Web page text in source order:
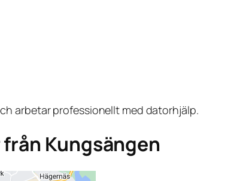
arbetar professionellt med datorhjälp.
Kungsängen